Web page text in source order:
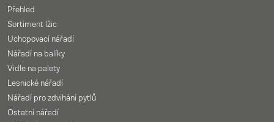
Přehled
Sortiment lžic
Uchopovací nářadí
Nářadí na balíky
Vidle na palety
Lesnické nářadí
Nářadí pro zdvihání pytlů
Ostatní nářadí